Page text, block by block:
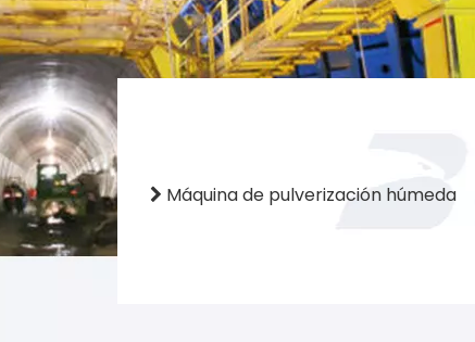
 Máquina de pulverización húmeda